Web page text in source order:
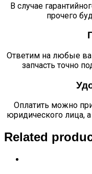
В случае
прочего
Ответим на любые
запчасть точно
Оплатить можно
юридического лица,
Related